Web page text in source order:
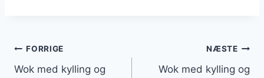
Indlægsnavigation
FORRIGE
Wok med kylling og
NÆSTE
Wok med kylling og